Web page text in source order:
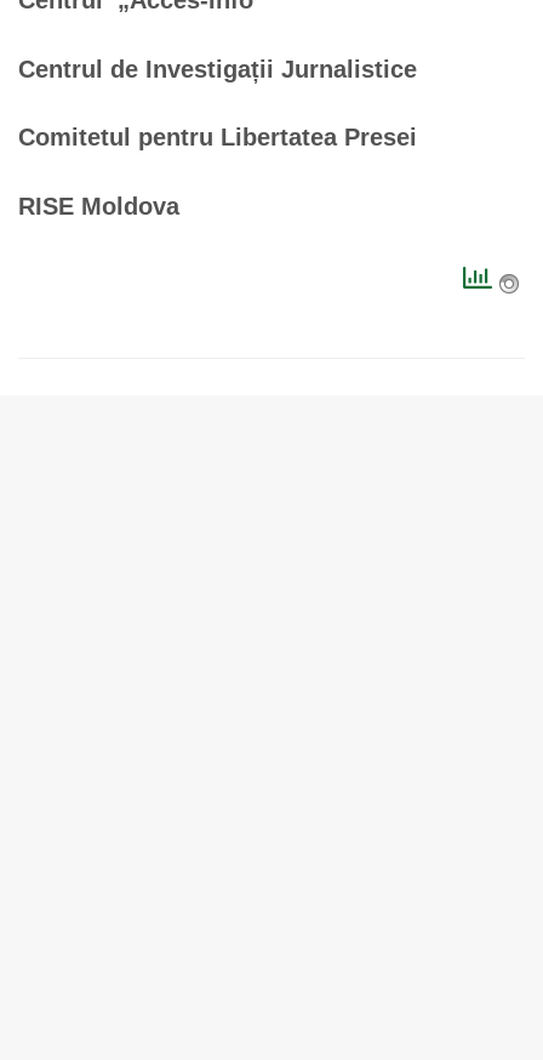
Centrul de Investigații Jurnalistice
Comitetul pentru Libertatea Presei
RISE Moldova